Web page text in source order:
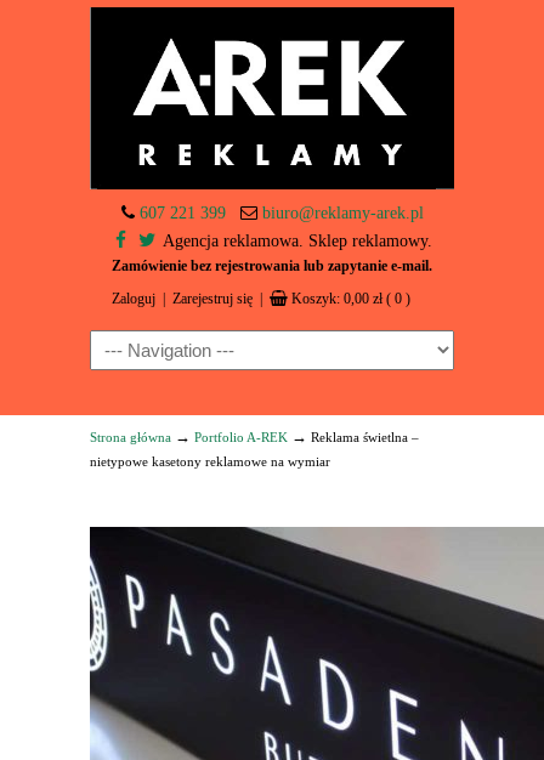
607 221 399
biuro@reklamy-arek.pl
Agencja reklamowa. Sklep reklamowy.
Zamówienie bez rejestrowania lub zapytanie e-mail.
Zaloguj Zarejestruj się Koszyk: 0,00 zł ( 0 )
Navigation
Strona główna → Portfolio A-REK → Reklama świetlna –
nietypowe kasetony reklamowe na wymiar